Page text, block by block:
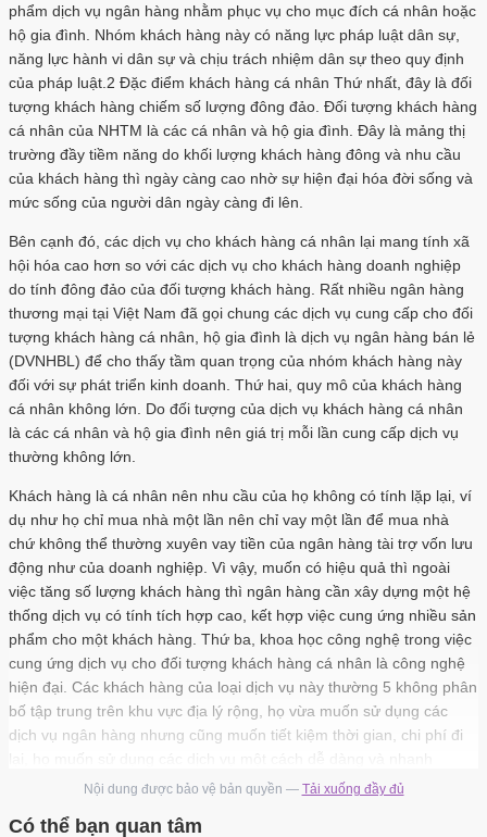
phẩm dịch vụ ngân hàng nhằm phục vụ cho mục đích cá nhân hoặc
hộ gia đình. Nhóm khách hàng này có năng lực pháp luật dân sự,
năng lực hành vi dân sự và chịu trách nhiệm dân sự theo quy định
của pháp luật.2 Đặc điểm khách hàng cá nhân Thứ nhất, đây là đối
tượng khách hàng chiếm số lượng đông đảo. Đối tượng khách hàng
cá nhân của NHTM là các cá nhân và hộ gia đình. Đây là mảng thị
trường đầy tiềm năng do khối lượng khách hàng đông và nhu cầu
của khách hàng thì ngày càng cao nhờ sự hiện đại hóa đời sống và
mức sống của người dân ngày càng đi lên.
Bên cạnh đó, các dịch vụ cho khách hàng cá nhân lại mang tính xã
hội hóa cao hơn so với các dịch vụ cho khách hàng doanh nghiệp
do tính đông đảo của đối tượng khách hàng. Rất nhiều ngân hàng
thương mại tại Việt Nam đã gọi chung các dịch vụ cung cấp cho đối
tượng khách hàng cá nhân, hộ gia đình là dịch vụ ngân hàng bán lẻ
(DVNHBL) để cho thấy tầm quan trọng của nhóm khách hàng này
đối với sự phát triển kinh doanh. Thứ hai, quy mô của khách hàng
cá nhân không lớn. Do đối tượng của dịch vụ khách hàng cá nhân
là các cá nhân và hộ gia đình nên giá trị mỗi lần cung cấp dịch vụ
thường không lớn.
Khách hàng là cá nhân nên nhu cầu của họ không có tính lặp lại, ví
dụ như họ chỉ mua nhà một lần nên chỉ vay một lần để mua nhà
chứ không thể thường xuyên vay tiền của ngân hàng tài trợ vốn lưu
động như của doanh nghiệp. Vì vậy, muốn có hiệu quả thì ngoài
việc tăng số lượng khách hàng thì ngân hàng cần xây dựng một hệ
thống dịch vụ có tính tích hợp cao, kết hợp việc cung ứng nhiều sản
phẩm cho một khách hàng. Thứ ba, khoa học công nghệ trong việc
cung ứng dịch vụ cho đối tượng khách hàng cá nhân là công nghệ
hiện đại. Các khách hàng của loại dịch vụ này thường 5 không phân
bố tập trung trên khu vực địa lý rộng, họ vừa muốn sử dụng các
dịch vụ ngân hàng nhưng cũng muốn tiết kiệm thời gian, chi phí đi
chóng nhưng yêu cầu chính xác và an toàn.
Chính vì vậy, dịch vụ khách hàng cá nhân đòi hỏi phải dựa trên nền
Nội dung được bảo vệ bản quyền — Tải xuống đầy đủ
Có thể bạn quan tâm